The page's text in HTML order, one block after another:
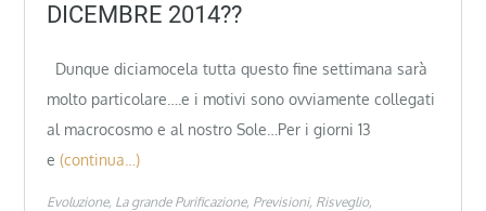
DICEMBRE 2014??
Dunque diciamocela tutta questo fine settimana sarà
molto particolare….e i motivi sono ovviamente collegati
al macrocosmo e al nostro Sole…Per i giorni 13
e (continua…)
Evoluzione La grande Purificazione Previsioni Risveglio